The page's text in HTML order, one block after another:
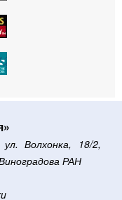
Волхонка, 18/2,
РАН